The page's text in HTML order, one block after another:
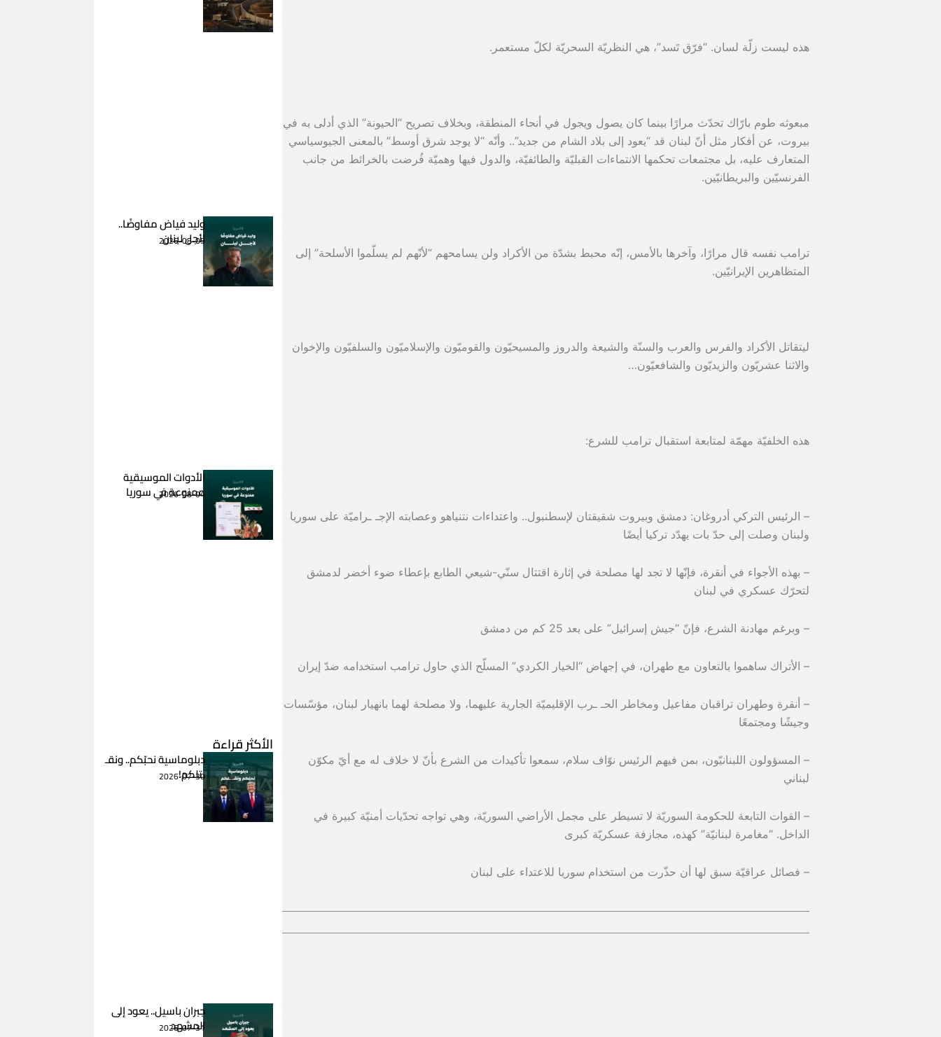
هذه ليست زلّة لسان. “فرّق تَسد”، هي النظريّة السحريّة لكلّ مستعمر.
مبعوثه طوم بارّاك تحدّث مرارًا بينما كان يصول ويجول في أنحاء المنطقة، وبخلاف تصريح “الحيونة” الذي أدلى به في
بيروت، عن أفكار مثل أنّ لبنان قد “يعود إلى بلاد الشام من جديد”.. وأنّه “لا يوجد شرق أوسط” بالمعنى الجيوسياسي
المتعارف عليه، بل مجتمعات تحكمها الانتماءات القبليّة والطائفيّة، والدول فيها وهميّة فُرضت بالخرائط من جانب
الفرنسيّين والبريطانيّين.
ترامب نفسه قال مرارًا، وآخرها بالأمس، إنّه محبط بشدّة من الأكراد ولن يسامحهم “لأنّهم لم يسلّموا الأسلحة” إلى
المتظاهرين الإيرانيّين.
ليتقاتل الأكراد والفرس والعرب والسنّة والشيعة والدروز والمسيحيّون والقوميّون والإسلاميّون والسلفيّون والإخوان
والاثنا عشريّون والزيديّون والشافعيّون…
هذه الخلفيّة مهمّة لمتابعة استقبال ترامب للشرع:
– الرئيس التركي أدروغان: دمشق وبيروت شقيقتان لإسطنبول.. واعتداءات نتنياهو وعصابته الإجـ ـراميّة على سوريا
ولبنان وصلت إلى حدّ بات يهدّد تركيا أيضًا
– بهذه الأجواء في أنقرة، فإنّها لا تجد لها مصلحة في إثارة اقتتال سنّي-شيعي الطابع بإعطاء ضوء أخضر لدمشق
لتحرّك عسكري في لبنان
– وبرغم مهادنة الشرع، فإنّ “جيش إسرائيل” على بعد 25 كم من دمشق
– الأتراك ساهموا بالتعاون مع طهران، في إجهاض “الخيار الكردي” المسلّح الذي حاول ترامب استخدامه ضدّ إيران
– أنقرة وطهران تراقبان مفاعيل ومخاطر الحـ ـرب الإقليميّة الجارية عليهما، ولا مصلحة لهما بانهيار لبنان، مؤسّسات
وجيشًا ومجتمعًا
– المسؤولون اللبنانيّون، بمن فيهم الرئيس نوّاف سلام، سمعوا تأكيدات من الشرع بأنّ لا خلاف له مع أيّ مكوّن
لبناني
– القوات التابعة للحكومة السوريّة لا تسيطر على مجمل الأراضي السوريّة، وهي تواجه تحدّيات أمنيّة كبيرة في
الداخل. “مغامرة لبنانيّة” كهذه، مجازفة عسكريّة كبرى
– فصائل عراقيّة سبق لها أن حذّرت من استخدام سوريا للاعتداء على لبنان
وليد فياض مفاوضًا..
لأجل لبنان
2026-08-05
الأدوات الموسيقية
ممنوعة في سوريا
2026-08-04
الأكثر قراءة
دبلوماسية نحبّكم.. ونقـ
ـتلكم!
2026-07-30
جبران باسيل.. يعود إلى
المشهد
2026-07-31